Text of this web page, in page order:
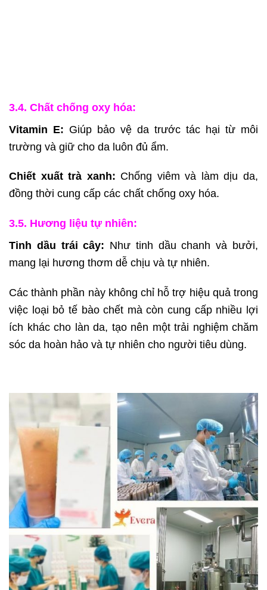
3.4. Chất chống oxy hóa:
Vitamin E: Giúp bảo vệ da trước tác hại từ môi
trường và giữ cho da luôn đủ ẩm.
Chiết xuất trà xanh: Chống viêm và làm dịu da,
đồng thời cung cấp các chất chống oxy hóa.
3.5. Hương liệu tự nhiên:
Tinh dầu trái cây: Như tinh dầu chanh và bưởi,
mang lại hương thơm dễ chịu và tự nhiên.
Các thành phần này không chỉ hỗ trợ hiệu quả trong
việc loại bỏ tế bào chết mà còn cung cấp nhiều lợi
ích khác cho làn da, tạo nên một trải nghiệm chăm
sóc da hoàn hảo và tự nhiên cho người tiêu dùng.